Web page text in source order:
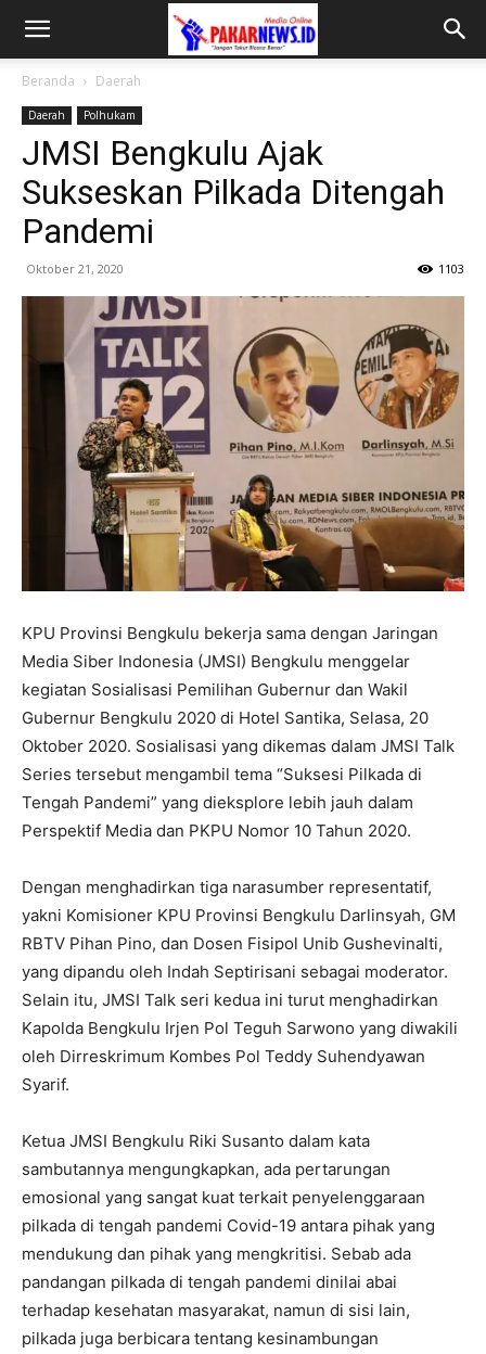
Beranda Daerah
Daerah Polhukam
JMSI Bengkulu Ajak
Sukseskan Pilkada Ditengah
Pandemi
Oktober 21, 2020 1103
KPU Provinsi Bengkulu bekerja sama dengan Jaringan
Media Siber Indonesia (JMSI) Bengkulu menggelar
kegiatan Sosialisasi Pemilihan Gubernur dan Wakil
Gubernur Bengkulu 2020 di Hotel Santika, Selasa, 20
Oktober 2020. Sosialisasi yang dikemas dalam JMSI Talk
Series tersebut mengambil tema “Suksesi Pilkada di
Tengah Pandemi” yang dieksplore lebih jauh dalam
Perspektif Media dan PKPU Nomor 10 Tahun 2020.
Dengan menghadirkan tiga narasumber representatif,
yakni Komisioner KPU Provinsi Bengkulu Darlinsyah, GM
RBTV Pihan Pino, dan Dosen Fisipol Unib Gushevinalti,
yang dipandu oleh Indah Septirisani sebagai moderator.
Selain itu, JMSI Talk seri kedua ini turut menghadirkan
Kapolda Bengkulu Irjen Pol Teguh Sarwono yang diwakili
oleh Dirreskrimum Kombes Pol Teddy Suhendyawan
Syarif.
Ketua JMSI Bengkulu Riki Susanto dalam kata
sambutannya mengungkapkan, ada pertarungan
emosional yang sangat kuat terkait penyelenggaraan
pilkada di tengah pandemi Covid-19 antara pihak yang
mendukung dan pihak yang mengkritisi. Sebab ada
pandangan pilkada di tengah pandemi dinilai abai
terhadap kesehatan masyarakat, namun di sisi lain,
pilkada juga berbicara tentang kesinambungan